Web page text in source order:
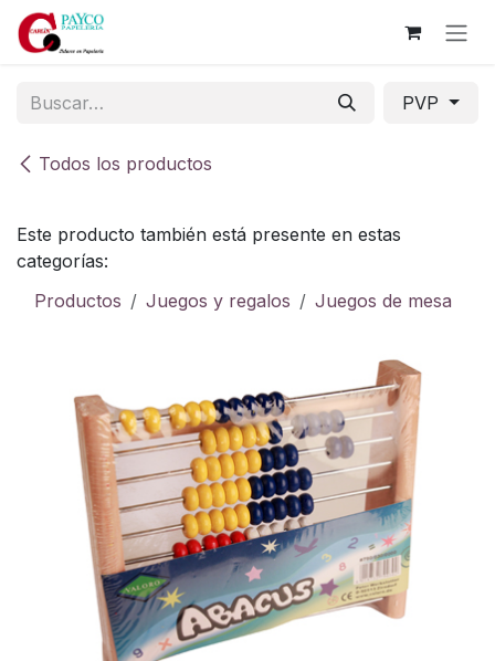
Ir al contenido
Todos los productos
PVP
Este producto también está presente en estas
categorías:
Productos
Juegos y regalos Juegos de mesa